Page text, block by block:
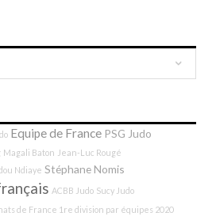
Equipe de France PSG Judo
Magali Baton Jean-Luc Rougé
Ndiaye Stéphane Nomis
ACBB Judo Sucy Judo
de France 1re division par équipes 2020